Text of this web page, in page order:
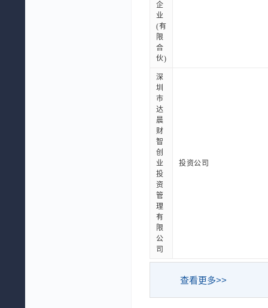
企
业
(有
限
合
伙)
深
圳
市
达
晨
财
智
创
业
投
资
管
理
有
限
公
司
投资公司
查看更多>>